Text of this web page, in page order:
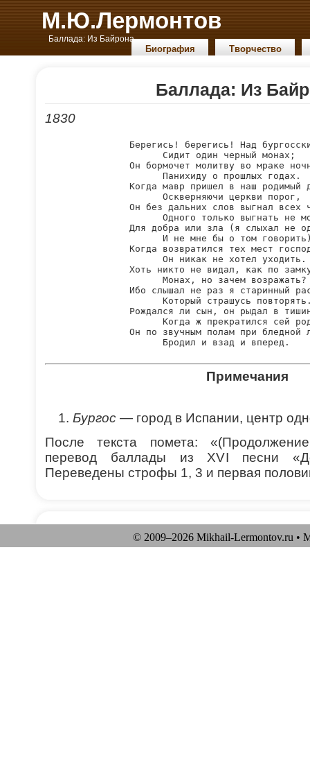
М.Ю.Лермонтов
Баллада: Из Байрона.
Биография Творчество
Баллада: Из
1830
Берегись! берегись! Над
      Сидит один черный монах;
Он бормочет молитву во мраке
      Панихиду о прошлых годах.
Когда мавр пришел в наш родимый
      Оскверняючи церкви порог,
Он без дальних слов выгнал всех
Одного только выгнать не
Для добра или зла (я слыхал не
И не мне бы о том
Когда возвратился тех мест
      Он никак не хотел уходить.
Хоть никто не видал, как по
      Монах, но зачем возражать?
Ибо слышал не раз я старинный
Который страшусь
Рождался ли сын, он рыдал в
Когда ж прекратился сей
Он по звучным полам при бледной
Примечания
Бургос — город в Испании, центр
После текста помета:
перевод баллады из XVI песни
Переведены строфы 1, 3 и первая
© 2009–2026 Mikhail-Lermontov.ru •